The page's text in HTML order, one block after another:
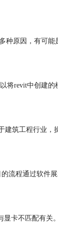
原因，有可能
revit中创建
筑工程行业，
流程通过软件
卡不匹配有关